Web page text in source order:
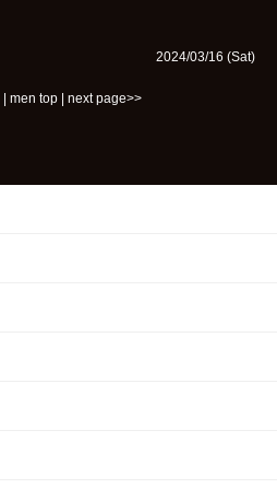
2024/03/16 (Sat)
| men top| next page>>